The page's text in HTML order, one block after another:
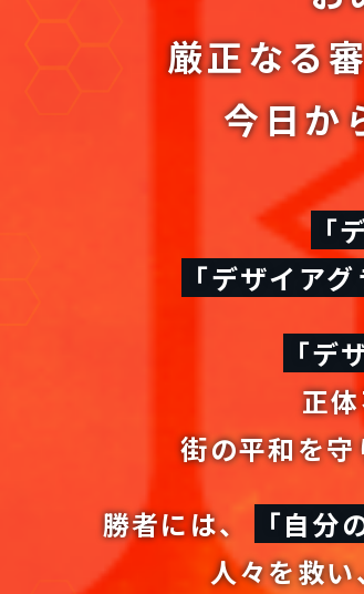
厳正なる
今日か
「
「デザイアグ
「デ
正
街の平和を守
勝者には、
「自
人々を救